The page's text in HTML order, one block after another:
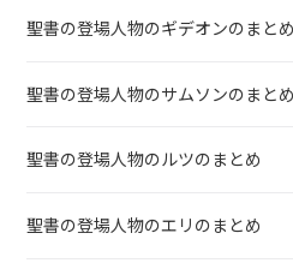
聖書の登場人物のギデオンのまとめ
聖書の登場人物のサムソンのまとめ
聖書の登場人物のルツのまとめ
聖書の登場人物のエリのまとめ